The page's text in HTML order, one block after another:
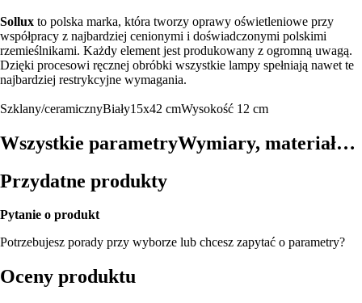
Sollux to polska marka, która tworzy oprawy oświetleniowe przy
współpracy z najbardziej cenionymi i doświadczonymi polskimi
rzemieślnikami. Każdy element jest produkowany z ogromną uwagą.
Dzięki procesowi ręcznej obróbki wszystkie lampy spełniają nawet te
najbardziej restrykcyjne wymagania.
Szklany/ceramicznyBiały15x42 cmWysokość 12 cm
Wszystkie parametryWymiary, materiał…
Przydatne produkty
Pytanie o produkt
Potrzebujesz porady przy wyborze lub chcesz zapytać o parametry?
Oceny produktu